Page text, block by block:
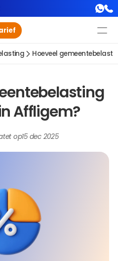
Hoeveel
Affligem?
op15 dec 2025